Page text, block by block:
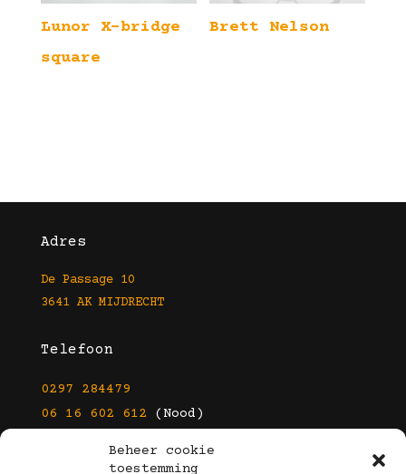
Beheer cookie
toestemming
Lunor X-bridge
square
Brett Nelson
Adres
De Passage 10
3641 AK MIJDRECHT
Telefoon
0297 284479
06 16 602 612 (Nood)